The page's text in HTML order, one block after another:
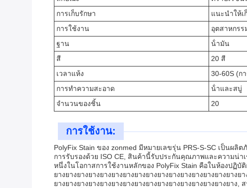
การเก็บรักษา
แนะนําให้เ
การใช้งาน
อุตสาหกร
ฐาน
น้ํามัน
สี
20 สี
เวลาแห้ง
30-60S (ก
การทําความสะอาด
น้ําและสบู่
จํานวนของชิ้น
20
การใช้งาน:
PolyFix Stain ของ zonmed มีหมายเลขรุ่น PRS-S-SC เป็น
การรับรองด้วย ISO CE, สินค้านี้รับประกันคุณภาพและความน่
หนึ่งในโอกาสการใช้งานหลักของ PolyFix Stain คือในห้องปฏิ
ยางยางยางยางยางยางยางยางยางยางยางยางยางยางยางยาง
ยางยางยางยางยางยางยางยางยางยางยางยางยางยางยาง